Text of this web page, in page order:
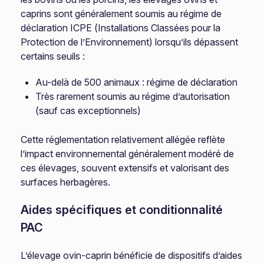
caprins sont généralement soumis au régime de
déclaration ICPE (Installations Classées pour la
Protection de l’Environnement) lorsqu’ils dépassent
certains seuils :
Au-delà de 500 animaux : régime de déclaration
Très rarement soumis au régime d’autorisation
(sauf cas exceptionnels)
Cette réglementation relativement allégée reflète
l’impact environnemental généralement modéré de
ces élevages, souvent extensifs et valorisant des
surfaces herbagères.
Aides spécifiques et conditionnalité
PAC
L’élevage ovin-caprin bénéficie de dispositifs d’aides